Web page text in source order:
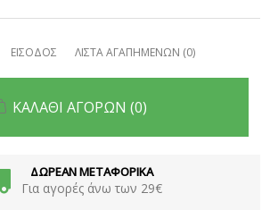
ΕΙΣΟΔΟΣ ΛΙΣΤΑ ΑΓΑΠΗΜΕΝΩΝ (0)
ΚΑΛΑΘΙ ΑΓΟΡΩΝ (0)
ΔΩΡΕΑΝ ΜΕΤΑΦΟΡΙΚΑ
Για αγορές άνω των 29€